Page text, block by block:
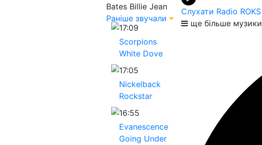
Bates Billie Jean
Раніше звучали
17:09
Scorpions
White Dove
17:05
Nickelback
Rockstar
16:55
Evanescence
Going Under
Слухати Radio ROKS
ще більше музики